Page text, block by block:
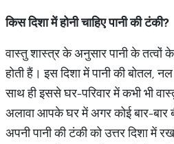
किसदिशामेंहोनीचाहिएपानीकीटंकी?
वास्तु शास्त्र के अनुसार पानी के तत्वों
होती हैं। इस दिशा में पानी की बोतल,
साथ ही इससे घर-परिवार में कभी भी
अलावा आपके घर में अगर कोई बार-बार
अपनी पानी की टंकी को उत्तर दिशा में